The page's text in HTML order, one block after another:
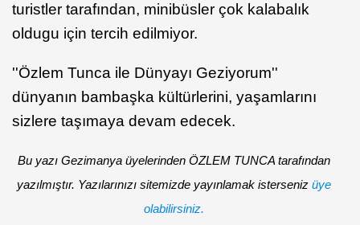
turistler tarafından, minibüsler çok kalabalık
oldugu için tercih edilmiyor.
''Özlem Tunca ile Dünyayı Geziyorum''
dünyanın bambaşka kültürlerini, yaşamlarını
sizlere taşımaya devam edecek.
Bu yazı Gezimanya üyelerinden ÖZLEM TUNCA tarafından
yazılmıştır. Yazılarınızı sitemizde yayınlamak isterseniz üye
olabilirsiniz.